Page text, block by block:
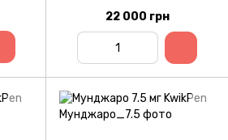
22 000 грн